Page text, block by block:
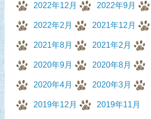
2022年12月 2022年9月
2022年2月 2021年12月
2021年8月 2021年2月
2020年9月 2020年8月
2020年4月 2020年3月
2019年12月 2019年11月